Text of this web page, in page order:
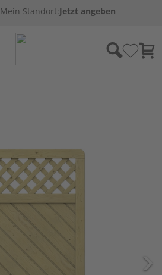
Mein Standort:Jetzt angeben